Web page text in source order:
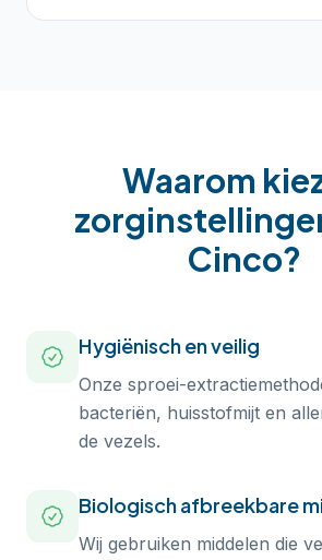
Waarom
Cinco?
Hygiënisch en veilig
Onze sproei-
bacteriën, huisstofmijt en
de vezels.
Biologisch afbreekbare
Wij gebruiken middelen die